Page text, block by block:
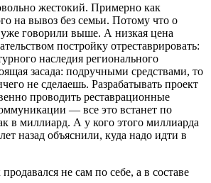
жестокий. Примерно как
на вывоз без семьи. Потому что о
говорили выше. А низкая цена
постройку отреставрировать:
наследия регионального
засада: подручными средствами, то
не сделаешь. Разрабатывать проект
проводить реставрационные
— все это встанет по
в миллиард. А у кого этого миллиарда
назад объяснили, куда надо идти в
не сам по себе, а в составе